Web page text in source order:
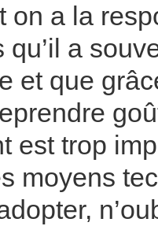
on a la
qu’il a
et que
est trop
moyens